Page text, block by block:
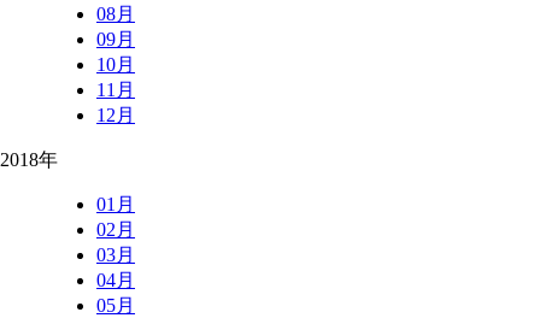
08月
09月
10月
11月
12月
2018年
01月
02月
03月
04月
05月